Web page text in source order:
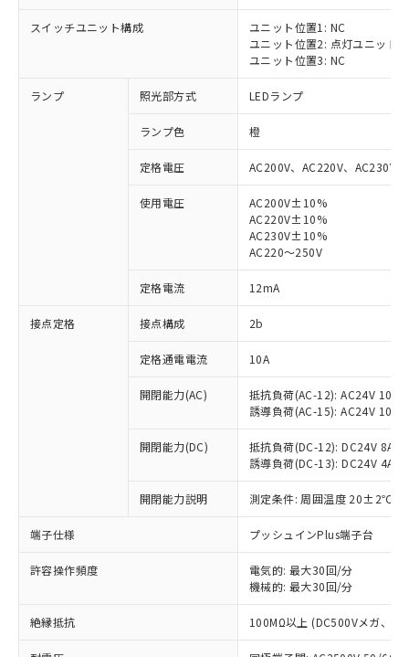
スイッチユニット構成
ユニット位置1: NC
ユニット位置2: 点灯ユニット
ユニット位置3: NC
ランプ 照光部方式 LEDランプ
ランプ色 橙
定格電圧 AC200V、AC220V、AC230V
使用電圧
AC200V±10%
AC220V±10%
AC230V±10%
AC220～250V
定格電流 12mA
接点定格 接点構成 2b
定格通電電流 10A
開閉能力(AC)
抵抗負荷(AC-12): AC24V 10A/
誘導負荷(AC-15): AC24V
開閉能力(DC)
抵抗負荷(DC-12): DC24V 8A/
誘導負荷(DC-13): DC24V 4A/
開閉能力説明 測定条件: 周囲温度 20±2℃、
端子仕様 プッシュインPlus端子台
許容操作頻度
電気的: 最大30回/分
機械的: 最大30回/分
絶縁抵抗 100MΩ以上 (DC500Vメガ、点
以下の条件をお読みいただき、同意のうえ
本サービスは、当社制御機器事業取扱
商品の当社在庫状況および標準価格
(税抜)を提供させていただくもので
本サービスの対象外となる商品もある
ことをご了承ください。
在庫状況および標準価格照会結果は、
記載している更新日時点での社内デー
タに基づき作成されるものであり、閲
覧された時点での実際の在庫および標
対応済み：EU RoHS指令（10物質）の
非含有に対応した製品が提供可能な商品で
対応予定：EU RoHS指令（10物質）の非含
有に対応した製品に切り替える予定のある
対応予定なし：EU RoHS指令（10物質）の
非含有に非対応の商品で、対応品を出す予
調査・確認中：EU RoHS指令（10物質）の
非含有の対応状況を調査中または確認中の
非該当品：ライセンス料など無形物で、有
害物質有無と関係のない商品です。
仕入先様の事情により、非含有部品として
いたものが、含有品と判明した場合などや
むを得ず変更することがあります。
鉛(Pb) 1000ppm以下、 水銀(Hg) 1000ppm以下、 カド
六価クロム(Cr(Ⅵ)) 1000ppm以下、ポリ臭化ビフェニル
※1 中国RoHS○×表
「○」：最大均質材料含有率が中国RoHSの
基準値以下であることを示します。
「×」：最大均質材料含有率が中国RoHSの
基準値を超えていることを示します。
「－」：未確認です。当社販売部門へお問
*中国RoHS10物質の基準値 (GB/T26572)：
Pb(鉛) :1000ppm、 Hg(水銀) : 1000ppm、 Cd(カドミウ
当社は、これら貴社製品のうち、外国
為替および外国貿易法に定める商品
（以下｢規制貨物等」という）を輸出
または国外への提供する場合は、日本
国政府の輸出許可(または役務取引許
可)を取得するなどの必要な手続きを